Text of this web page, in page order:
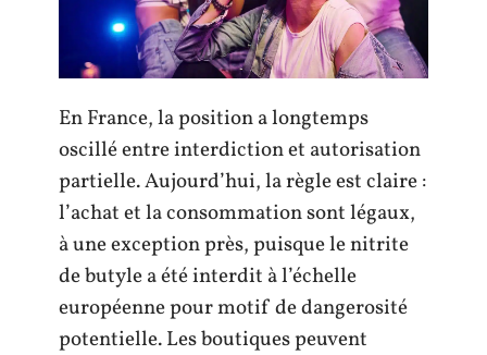
En France, la position a longtemps
oscillé entre interdiction et autorisation
partielle. Aujourd’hui, la règle est claire :
l’achat et la consommation sont légaux,
à une exception près, puisque le nitrite
de butyle a été interdit à l’échelle
européenne pour motif de dangerosité
potentielle. Les boutiques peuvent